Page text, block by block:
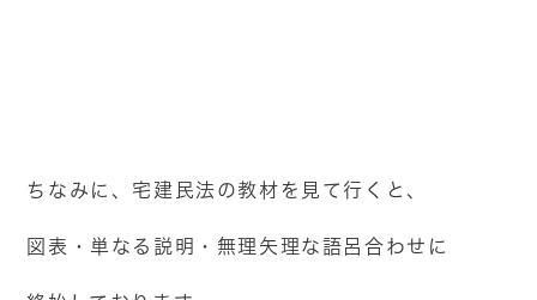
ちなみに、宅建民法の教材を見て行くと、
図表・単なる説明・無理矢理な語呂合わせに